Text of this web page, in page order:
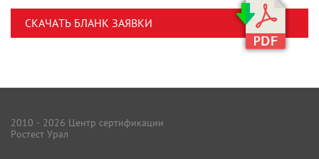
СКАЧАТЬ БЛАНК ЗАЯВКИ
2010 - 2026 Центр сертификации
Ростест Урал